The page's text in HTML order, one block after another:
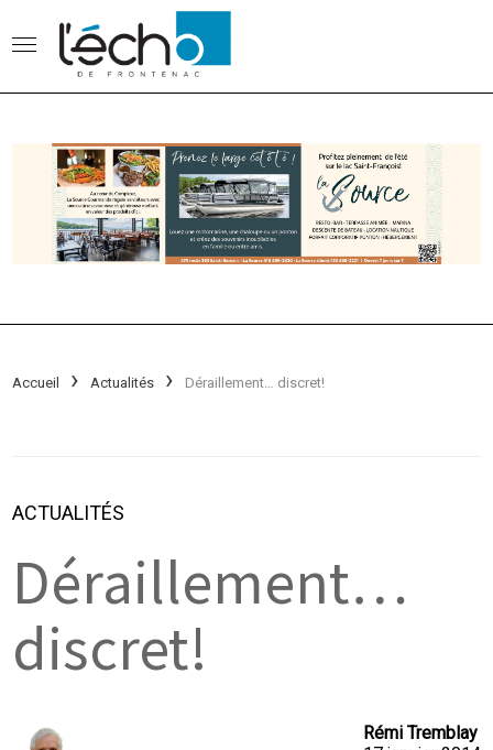
Accueil Actualités Déraillement… discret!
ACTUALITÉS
Déraillement…
discret!
Rémi Tremblay